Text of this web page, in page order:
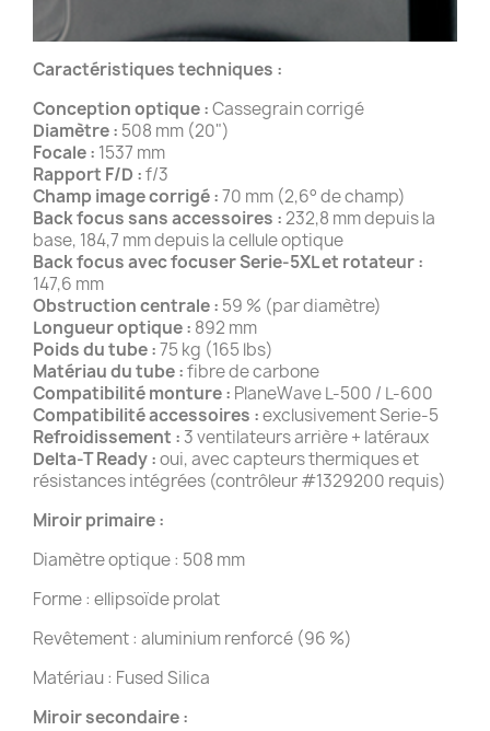
Caractéristiques techniques :
Conception optique :Cassegrain corrigé
Diamètre : 508 mm (20")
Focale : 1537 mm
Rapport F/D :f/3
Champ image corrigé :70 mm (2,6° de champ)
Back focus sans accessoires :232,8 mm depuis la
base, 184,7 mm depuis la cellule optique
Back focus avec focuser Serie-5XL et rotateur :
147,6 mm
Obstruction centrale : 59 % (par diamètre)
Longueur optique : 892 mm
Poids du tube :75 kg (165 lbs)
Matériau du tube :fibre de carbone
Compatibilité monture : PlaneWave L-500 / L-600
Compatibilité accessoires :exclusivement Serie-5
Refroidissement :3 ventilateurs arrière + latéraux
Delta-T Ready :oui, avec capteurs thermiques et
résistances intégrées (contrôleur #1329200 requis)
Miroir primaire :
Diamètre optique : 508 mm
Forme : ellipsoïde prolat
Revêtement : aluminium renforcé (96 %)
Matériau : Fused Silica
Miroir secondaire :